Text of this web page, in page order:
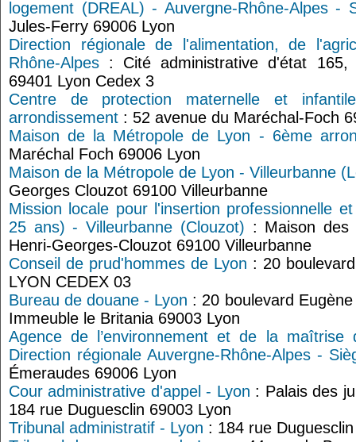
logement (DREAL) - Auvergne-Rhône-Alpes -
Jules-Ferry 69006 Lyon
Direction régionale de l'alimentation, de
Rhône-Alpes : Cité administrative d'état
69401 Lyon Cedex 3
Centre de protection maternelle et
arrondissement : 52 avenue du Maréchal-Foch
Maison de la Métropole de Lyon - 6ème
Maréchal Foch 69006 Lyon
Maison de la Métropole de Lyon - Villeurbanne
Georges Clouzot 69100 Villeurbanne
Mission locale pour l'insertion professionnelle
25 ans) - Villeurbanne (Clouzot) : Maison des
Henri-Georges-Clouzot 69100 Villeurbanne
Conseil de prud'hommes de Lyon : 20
LYON CEDEX 03
Bureau de douane - Lyon : 20 boulevard
Immeuble le Britania 69003 Lyon
Agence de l’environnement et de la maîtrise
Direction régionale Auvergne-Rhône-Alpes -
Émeraudes 69006 Lyon
Cour administrative d'appel - Lyon : Palais des
184 rue Duguesclin 69003 Lyon
Tribunal administratif - Lyon : 184 rue